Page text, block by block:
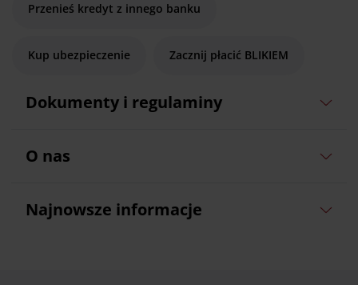
Przenieś kredyt z innego banku
Kup ubezpieczenie Zacznij płacić BLIKIEM
Dokumenty i regulaminy
O nas
Najnowsze informacje